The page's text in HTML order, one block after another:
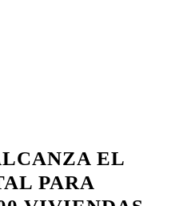
EL
PARA